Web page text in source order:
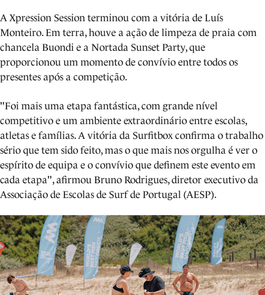
A Xpression Session terminou com a vitória de Luís
Monteiro. Em terra, houve a ação de limpeza de praia com
chancela Buondi e a Nortada Sunset Party, que
proporcionou um momento de convívio entre todos os
presentes após a competição.
"Foi mais uma etapa fantástica, com grande nível
competitivo e um ambiente extraordinário entre escolas,
atletas e famílias. A vitória da Surfitbox confirma o trabalho
sério que tem sido feito, mas o que mais nos orgulha é ver o
espírito de equipa e o convívio que definem este evento em
cada etapa", afirmou Bruno Rodrigues, diretor executivo da
Associação de Escolas de Surf de Portugal (AESP).